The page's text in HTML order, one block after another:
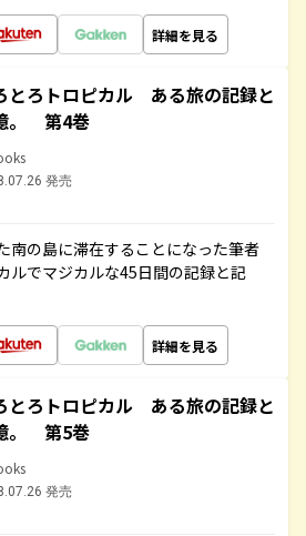
詳細を見る
とろトロピカル ある旅の記録と
。 第4巻
発売
南の島に滞在することになった筆者
ルでマジカルな45日間の記録と記
詳細を見る
とろトロピカル ある旅の記録と
。 第5巻
発売